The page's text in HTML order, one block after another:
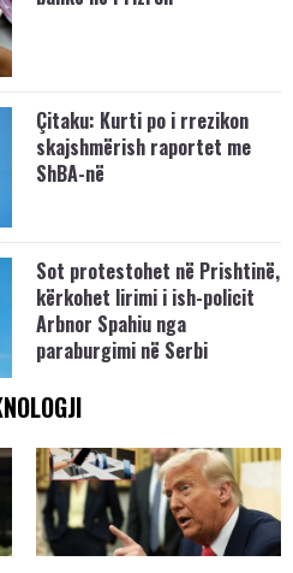
Çitaku: Kurti po i rrezikon
skajshmërish raportet me
ShBA-në
Sot protestohet në Prishtinë,
kërkohet lirimi i ish-policit
Arbnor Spahiu nga
paraburgimi në Serbi